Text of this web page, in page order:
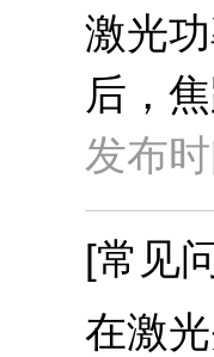
激光
后，
发布
[常见
在激